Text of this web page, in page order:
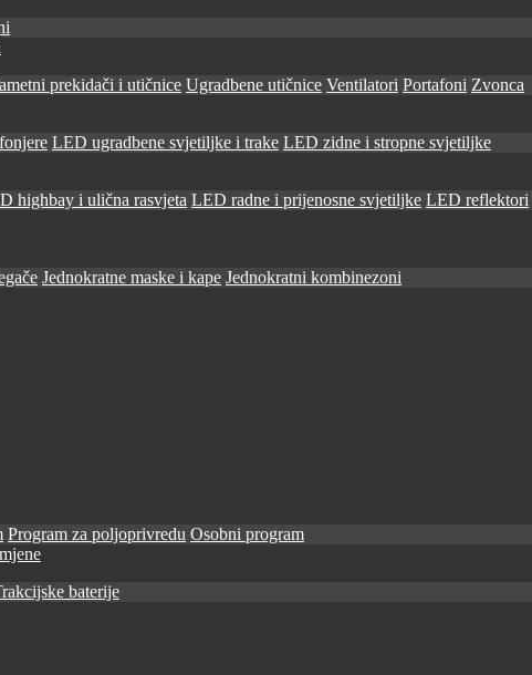
prekidači i utičnice Ugradbene utičnice Ventilatori Portafoni Zvonca
LED ugradbene svjetiljke i trake LED zidne i stropne svjetiljke
highbay i ulična rasvjeta LED radne i prijenosne svjetiljke LED reflektori
Jednokratne maske i kape Jednokratni kombinezoni
Program za poljoprivredu Osobni program
baterije